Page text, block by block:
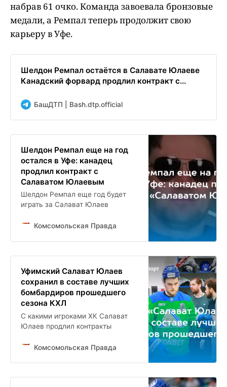
набрав 61 очко. Команда завоевала бронзовые
медали, а Ремпал теперь продолжит свою
карьеру в Уфе.
Шелдон Ремпал остаётся в Салавате Юлаеве
Канадский форвард продлил контракт с...
БашДТП | Bash.dtp.official
Шелдон Ремпал еще на год
остался в Уфе: канадец
продлил контракт с
Салаватом Юлаевым
Шелдон Ремпал еще год будет
играть за Салават Юлаев
Комсомольская Правда
Уфимский Салават Юлаев
сохранил в составе лучших
бомбардиров прошедшего
сезона КХЛ
С какими игроками ХК Салават
Юлаев продлил контракты
Комсомольская Правда